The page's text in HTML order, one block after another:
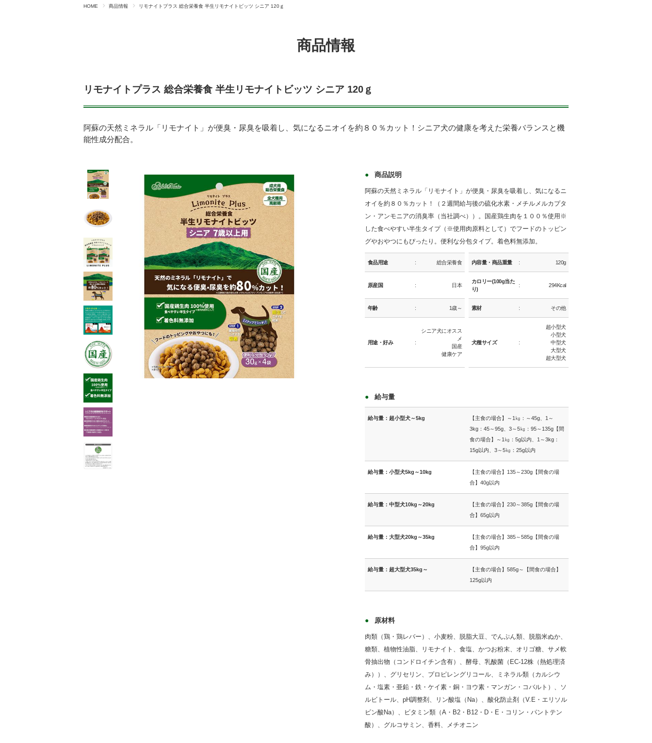
HOME 商品情報 リモナイトプラス 総合栄養食 半生リモナイトビッツ シニア 120ｇ
商品情報
リモナイトプラス 総合栄養食 半生リモナイトビッツ シニア 120ｇ
阿蘇の天然ミネラル「リモナイト」が便臭・尿臭を吸着し、気になるニオイを約８０％カット！シニア犬の健康を考えた栄養バランスと機
能性成分配合。
商品説明
阿蘇の天然ミネラル「リモナイト」が便臭・尿臭を吸着し、気になるニ
オイを約８０％カット！（２週間給与後の硫化水素・メチルメルカプタ
ン・アンモニアの消臭率（当社調べ））。国産鶏生肉を１００％使用※
した食べやすい半生タイプ（※使用肉原料として）でフードのトッピン
グやおやつにもぴったり。便利な分包タイプ。着色料無添加。
食品用途 総合栄養食 内容量・商品重量 120g
原産国 日本
カロリー(100g当た
り)
294Kcal
年齢 1歳～ 素材 その他
用途・好み
シニア犬にオスス
メ
国産
健康ケア
犬種サイズ
超小型犬
小型犬
中型犬
大型犬
超大型犬
給与量
給与量：超小型犬～5kg
【主食の場合】～1㎏：～45g、1～
3kg：45～95g、3～5㎏：95～135g【間
食の場合】～1㎏：5g以内、1～3kg：
15g以内、3～5㎏：25g以内
給与量：小型犬5kg～10kg
【主食の場合】135～230g【間食の場
合】40g以内
給与量：中型犬10kg～20kg
【主食の場合】230～385g【間食の場
合】65g以内
給与量：大型犬20kg～35kg
【主食の場合】385～585g【間食の場
合】95g以内
給与量：超大型犬35kg～
【主食の場合】585g～【間食の場合】
125g以内
原材料
肉類（鶏・鶏レバー）、小麦粉、脱脂大豆、でんぷん類、脱脂米ぬか、
糖類、植物性油脂、リモナイト、食塩、かつお粉末、オリゴ糖、サメ軟
骨抽出物（コンドロイチン含有）、酵母、乳酸菌（EC-12株（熱処理済
み））、グリセリン、プロピレングリコール、ミネラル類（カルシウ
ム・塩素・亜鉛・鉄・ケイ素・銅・ヨウ素・マンガン・コバルト）、ソ
ルビトール、pH調整剤、リン酸塩（Na）、酸化防止剤（V.E・エリソル
ビン酸Na）、ビタミン類（A・B2・B12・D・E・コリン・パントテン
酸）、グルコサミン、香料、メチオニン